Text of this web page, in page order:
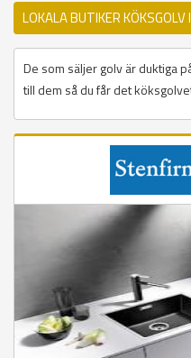
LOKALA BUTIKER KÖKSGOLV
De som säljer golv är duktiga
till dem så du får det